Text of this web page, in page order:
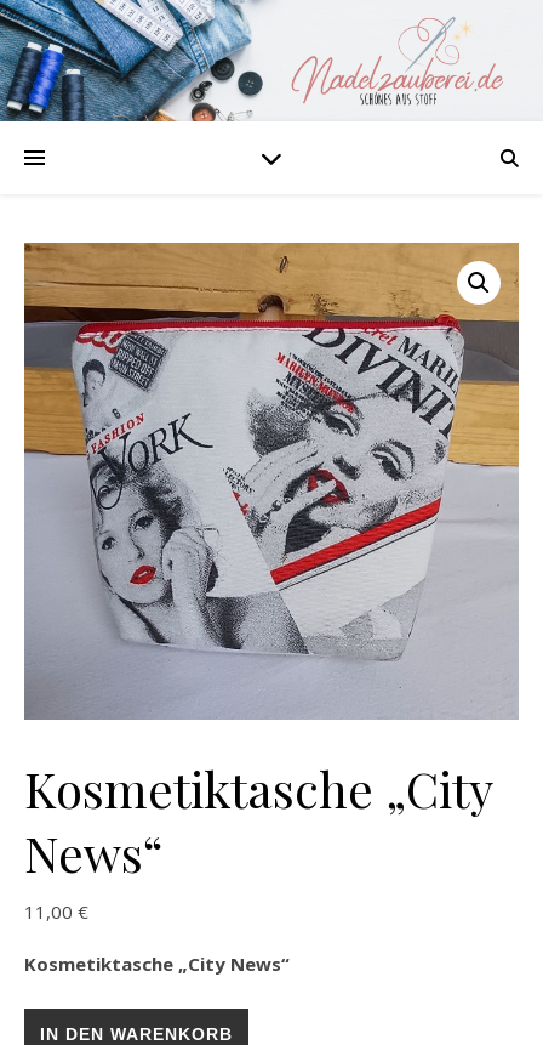
Kosmetiktasche „City
News“
11,00 €
Kosmetiktasche „City News“
IN DEN WARENKORB